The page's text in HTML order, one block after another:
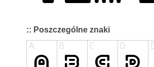
:: Poszczególne znaki